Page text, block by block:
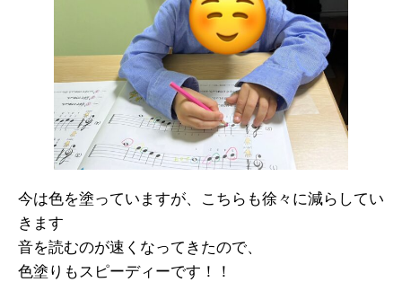
今は色を塗っていますが、こちらも徐々に減らしてい
きます
音を読むのが速くなってきたので、
色塗りもスピーディーです！！